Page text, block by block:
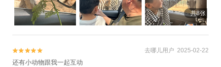
共8张

 去哪儿用户 2025-02-22
还有小动物跟我一起互动